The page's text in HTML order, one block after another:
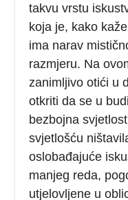
takvu vrstu
koja je, kako
ima narav
razmjeru. Na
zanimljivo otići u
otkriti da se u
bezbojna
svjetlošću
oslobađajuće
manjeg reda,
utjelovljene u